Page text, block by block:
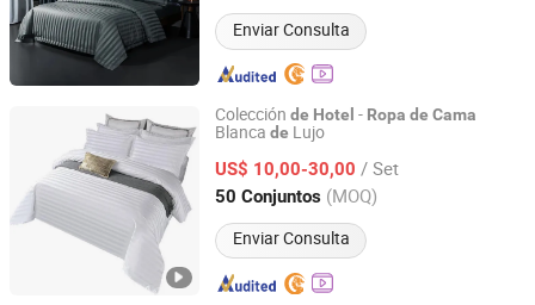
Enviar Consulta
Colección de Hotel - Ropa de Cama
Blanca de Lujo
US$ 10,00-30,00 / Set
50 Conjuntos (MOQ)
Enviar Consulta
Laiwu Trustworthy Import and Export Co., Ltd.
Shandong, China Desde 2006